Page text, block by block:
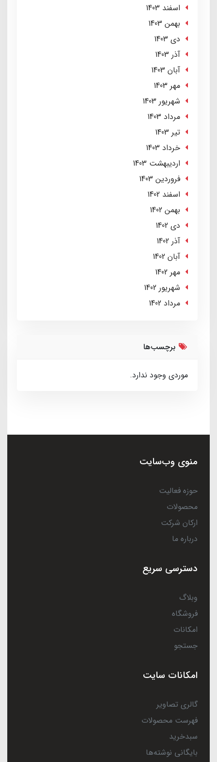
اسفند 1403
بهمن 1403
دی 1403
آذر 1403
آبان 1403
مهر 1403
شهریور 1403
مرداد 1403
تير 1403
خرداد 1403
ارديبهشت 1403
فروردین 1403
اسفند 1402
بهمن 1402
دی 1402
آذر 1402
آبان 1402
مهر 1402
شهریور 1402
مرداد 1402
برچسب‌ها
موردی وجود ندارد.
منوی وب‌سایت
حوزه فعالیت
محصولات
ارکان شرکت
درباره ما
دسترسی سریع
وبلاگ
فروشگاه
امکانات
جستجو
امکانات سایت
گالری تصاویر
فهرست محصولات
سبدخرید
بایگانی نوشته‌ها